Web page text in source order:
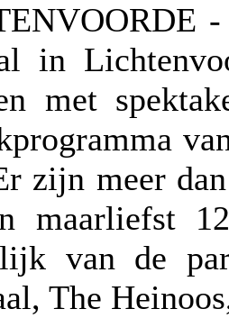
in
met
zijn meer
maarliefst
van de
The